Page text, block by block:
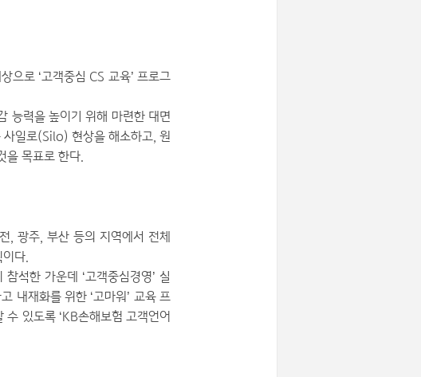
으로 ‘고객중심 CS 교육’ 프로그
능력을 높이기 위해 마련한 대면
사일로(Silo) 현상을 해소하고, 원
을 목표로 한다.
, 광주, 부산 등의 지역에서 전체
다.
석한 가운데 ‘고객중심경영’ 실
내재화를 위한 ‘고마워’ 교육 프
있도록 ‘KB손해보험 고객언어